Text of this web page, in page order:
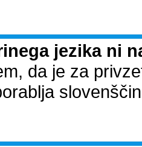
jezika ni
da je za